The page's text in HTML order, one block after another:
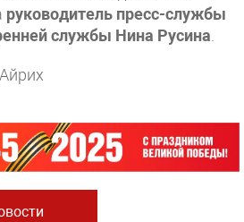
руководитель пресс-службы
службы Нина Русина